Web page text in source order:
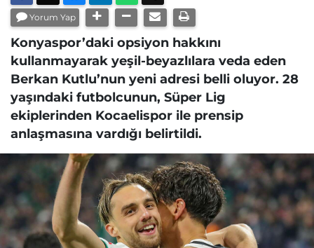
Yorum Yap
Konyaspor’daki opsiyon hakkını
kullanmayarak yeşil-beyazlılara veda eden
Berkan Kutlu’nun yeni adresi belli oluyor. 28
yaşındaki futbolcunun, Süper Lig
ekiplerinden Kocaelispor ile prensip
anlaşmasına vardığı belirtildi.